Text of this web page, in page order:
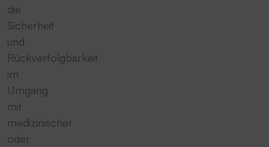
die
Sicherheit
und
Rückverfolgbarkeit
im
Umgang
mit
medizinischer
oder